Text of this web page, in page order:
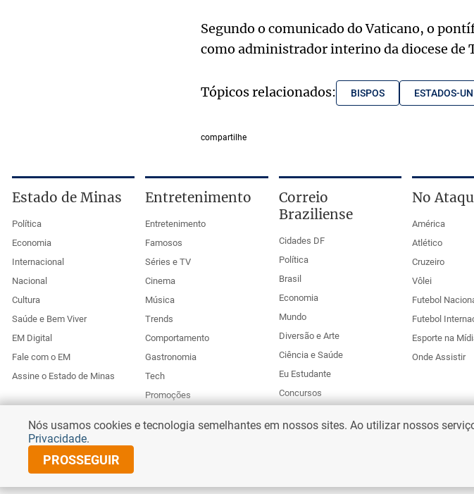
Segundo o comunicado do Vaticano, o
como administrador interino da diocese de
Tópicos relacionados: BISPOS ESTADOS-
compartilhe
Estado de Minas
Política
Economia
Internacional
Nacional
Cultura
Saúde e Bem Viver
EM Digital
Fale com o EM
Assine o Estado de Minas
Entretenimento
Entretenimento
Famosos
Séries e TV
Cinema
Música
Trends
Comportamento
Gastronomia
Tech
Promoções
Anuncie no Uai
Correio
Braziliense
Cidades DF
Política
Brasil
Economia
Mundo
Diversão e Arte
Ciência e Saúde
Eu Estudante
Concursos
No
América
Atlético
Cruzeiro
Vôlei
Futebol
Futebol
Esporte na
Onde Assistir
Nós usamos cookies e tecnologia semelhantes em nossos sites. Ao utilizar nossos
Privacidade.
PROSSEGUIR